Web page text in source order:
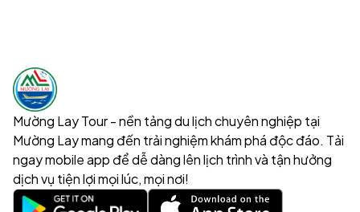
Mường Lay Tour - nền tảng du lịch chuyên nghiệp tại
Mường Lay mang đến trải nghiệm khám phá độc đáo. Tải
ngay mobile app để dễ dàng lên lịch trình và tận hưởng
dịch vụ tiện lợi mọi lúc, mọi nơi!